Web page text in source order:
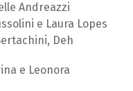
Andreazzi
e Laura Lopes
Deh
e Leonora